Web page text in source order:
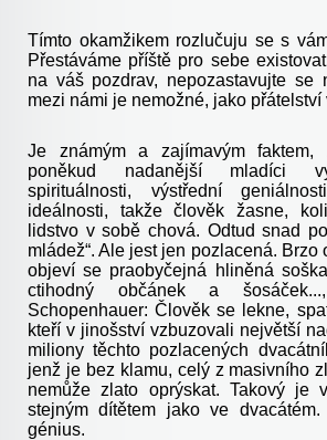
Tímto okamžikem rozlučuju se s
Přestáváme příště pro sebe
na váš pozdrav, nepozastavujte se
mezi námi je nemožné, jako přátelství
Je známým a zajímavým faktem,
poněkud nadanější mladíci
spirituálnosti, výstřední
ideálnosti, takže člověk žasne,
lidstvo v sobě chová. Odtud snad
mládež“. Ale jest jen pozlacená. Brzo
objeví se praobyčejná hliněná
ctihodný občánek a
Schopenhauer: Člověk se lekne,
kteří v jinošství vzbuzovali největší
miliony těchto pozlacených
jenž je bez klamu, celý z masivního
nemůže zlato oprýskat. Takový je
stejným dítětem jako ve
génius.